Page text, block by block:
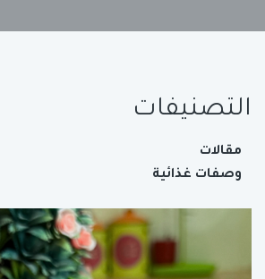
التصنيفات
مقالات
وصفات غذائية